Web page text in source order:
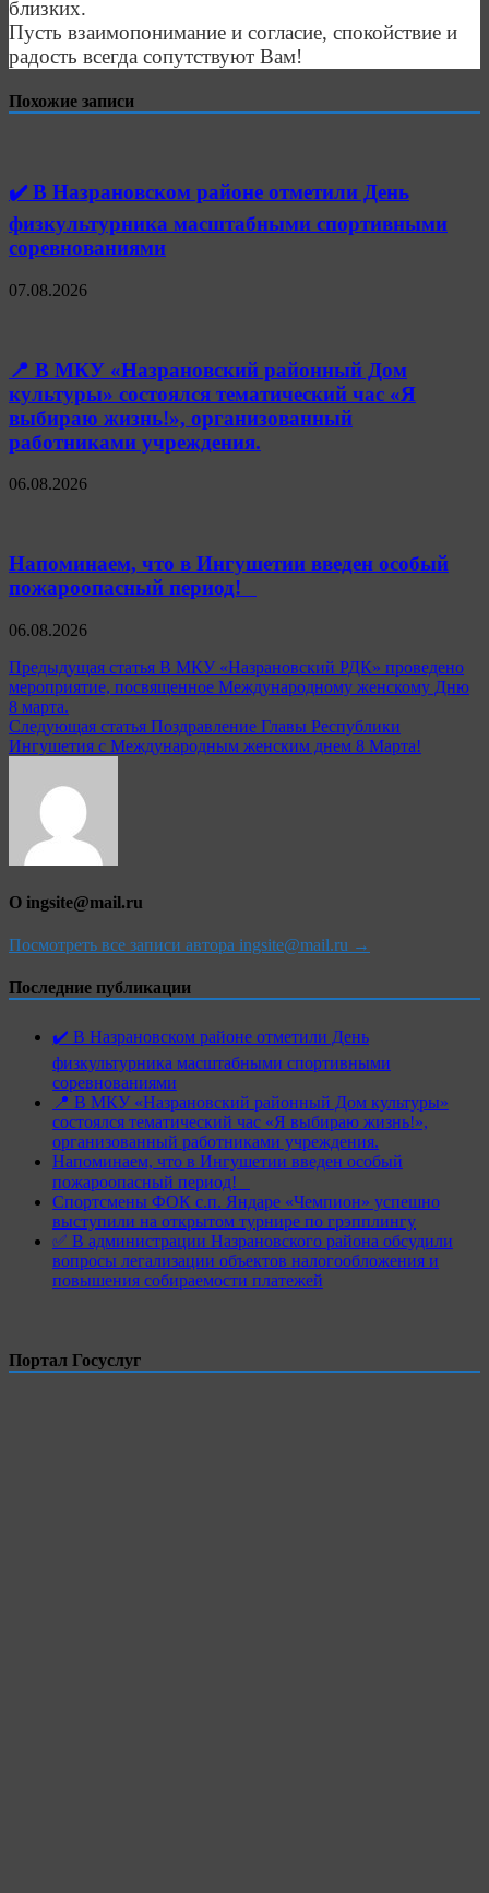
близких.
Пусть взаимопонимание и согласие, спокойствие и
радость всегда сопутствуют Вам!
Похожие записи
✔️ В Назрановском районе отметили День
физкультурника масштабными спортивными
соревнованиями
07.08.2026
📍 В МКУ «Назрановский районный Дом
культуры» состоялся тематический час «Я
выбираю жизнь!», организованный
работниками учреждения.
06.08.2026
Напоминаем, что в Ингушетии введен особый
пожароопасный период!⁣⁣⠀
06.08.2026
Навигация
по
записям
Предыдущая статья В МКУ «Назрановский РДК» проведено
мероприятие, посвященное Международному женскому Дню
8 марта.
Следующая статья Поздравление Главы Республики
Ингушетия с Международным женским днем 8 Марта!
О ingsite@mail.ru
Посмотреть все записи автора ingsite@mail.ru →
Последние публикации
✔️ В Назрановском районе отметили День
физкультурника масштабными спортивными
соревнованиями
📍 В МКУ «Назрановский районный Дом культуры»
состоялся тематический час «Я выбираю жизнь!»,
организованный работниками учреждения.
Напоминаем, что в Ингушетии введен особый
пожароопасный период!⁣⁣⠀
Спортсмены ФОК с.п. Яндаре «Чемпион» успешно
выступили на открытом турнире по грэпплингу
✅ В администрации Назрановского района обсудили
вопросы легализации объектов налогообложения и
повышения собираемости платежей
Портал Госуслуг